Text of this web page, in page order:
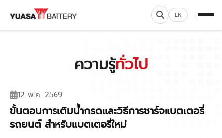
EN
ความรู้ทั่วไป
12 พ.ค. 2569
ขั้นตอนการเติมน้ำกรดและวิธีการชาร์จแบตเตอรี่
รถยนต์ สำหรับแบตเตอรี่ใหม่